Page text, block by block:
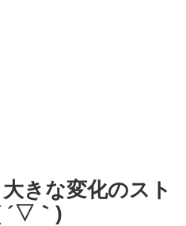
きな変化のスト
´▽｀)